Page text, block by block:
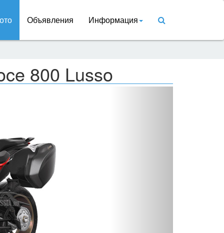
Объявления Информация
800 Lusso